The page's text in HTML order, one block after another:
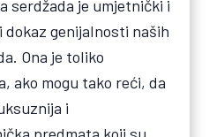
serdžada je umjetnički i
genijalnosti naših
Ona je toliko
ako mogu tako reći, da
i